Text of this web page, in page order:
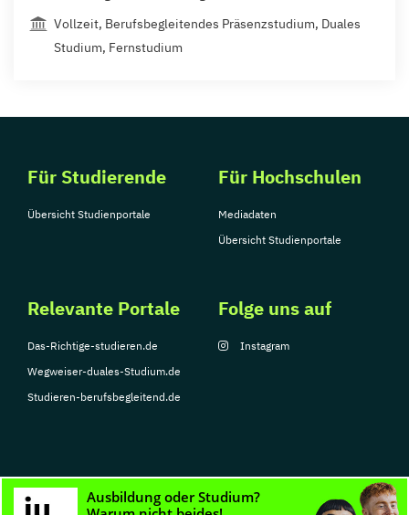
Vollzeit, Berufsbegleitendes Präsenzstudium, Duales
Studium, Fernstudium
Für Studierende
Übersicht Studienportale
Für Hochschulen
Mediadaten
Übersicht Studienportale
Relevante Portale
Das-Richtige-studieren.de
Wegweiser-duales-Studium.de
Studieren-berufsbegleitend.de
Folge uns auf
Instagram